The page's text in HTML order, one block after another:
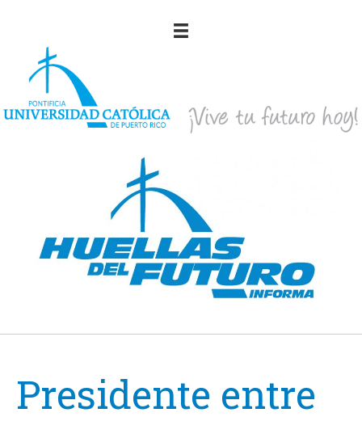
Presidente entre